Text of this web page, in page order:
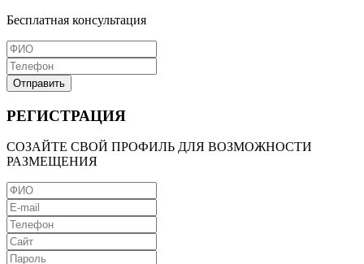
Бесплатная консультация
Отправить
РЕГИСТРАЦИЯ
СОЗАЙТЕ СВОЙ ПРОФИЛЬ ДЛЯ ВОЗМОЖНОСТИ
РАЗМЕЩЕНИЯ